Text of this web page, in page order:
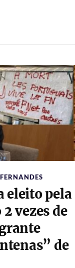
eleito pela
vezes de
de